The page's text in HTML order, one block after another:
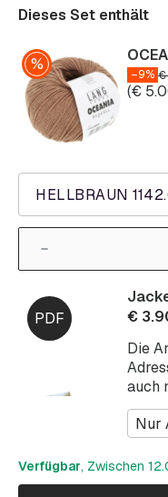
Dieses Set enthält
HELLBRAUN
–9% €
(€
Die
auch
Nur
€
Verfügbar, Zwischen